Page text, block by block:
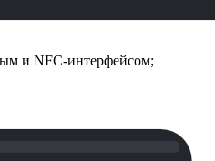
и NFC-интерфейсом;